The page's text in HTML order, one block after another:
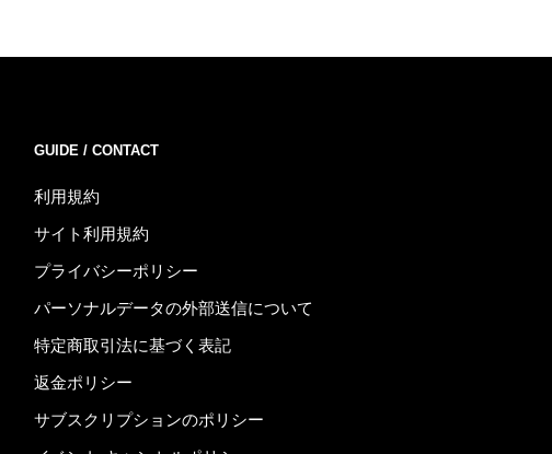
GUIDE / CONTACT
利用規約
サイト利用規約
プライバシーポリシー
パーソナルデータの外部送信について
特定商取引法に基づく表記
返金ポリシー
サブスクリプションのポリシー